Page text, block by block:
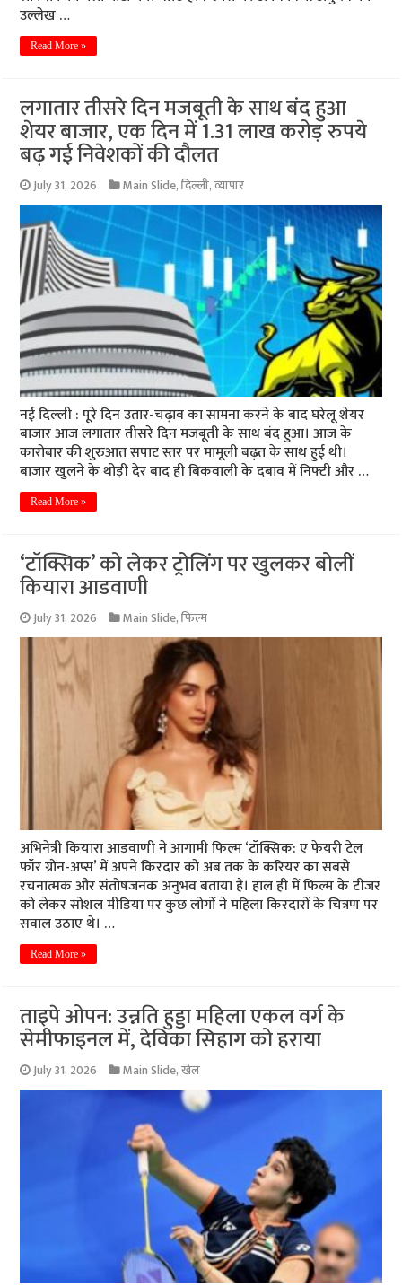
उल्लेख …
Read More »
लगातार तीसरे दिन मजबूती के साथ बंद हुआ
शेयर बाजार, एक दिन में 1.31 लाख करोड़ रुपये
बढ़ गई निवेशकों की दौलत
July 31, 2026 Main Slide,दिल्ली,व्यापार
नई दिल्ली : पूरे दिन उतार-चढ़ाव का सामना करने के बाद घरेलू शेयर
बाजार आज लगातार तीसरे दिन मजबूती के साथ बंद हुआ। आज के
कारोबार की शुरुआत सपाट स्तर पर मामूली बढ़त के साथ हुई थी।
बाजार खुलने के थोड़ी देर बाद ही बिकवाली के दबाव में निफ्टी और …
Read More »
‘टॉक्सिक’ को लेकर ट्रोलिंग पर खुलकर बोलीं
कियारा आडवाणी
July 31, 2026 Main Slide,फिल्म
अभिनेत्री कियारा आडवाणी ने आगामी फिल्म ‘टॉक्सिक: ए फेयरी टेल
फॉर ग्रोन-अप्स’ में अपने किरदार को अब तक के करियर का सबसे
रचनात्मक और संतोषजनक अनुभव बताया है। हाल ही में फिल्म के टीजर
को लेकर सोशल मीडिया पर कुछ लोगों ने महिला किरदारों के चित्रण पर
सवाल उठाए थे। …
Read More »
ताइपे ओपन: उन्नति हुड्डा महिला एकल वर्ग के
सेमीफाइनल में, देविका सिहाग को हराया
July 31, 2026 Main Slide,खेल